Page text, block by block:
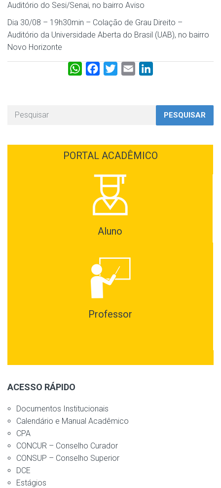
Auditório do Sesi/Senai, no bairro Aviso
Dia 30/08 – 19h30min – Colação de Grau Direito –
Auditório da Universidade Aberta do Brasil (UAB), no bairro
Novo Horizonte
W
p
o
r
e
I
PESQUISAR
PORTAL ACADÊMICO
Aluno
Professor
ACESSO RÁPIDO
Documentos Institucionais
Calendário e Manual Acadêmico
CPA
CONCUR – Conselho Curador
CONSUP – Conselho Superior
DCE
Estágios